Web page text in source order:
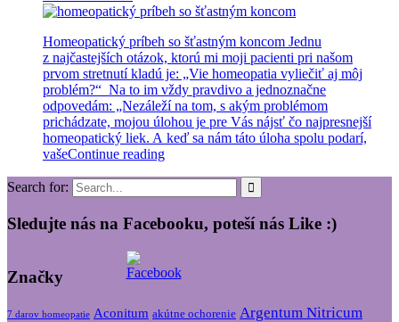
Homeopatický príbeh so šťastným koncom Jednu
z najčastejších otázok, ktorú mi moji pacienti pri našom
prvom stretnutí kladú je: „Vie homeopatia vyliečiť aj môj
problém?“ Na to im vždy pravdivo a jednoznačne
odpovedám: „Nezáleží na tom, s akým problémom
prichádzate, mojou úlohou je pre Vás nájsť čo najpresnejší
homeopatický liek. A keď sa nám táto úloha spolu podarí,
vašeContinue reading
Search for:
Sledujte nás na Facebooku, poteší nás Like :)
Značky
7 darov homeopatie Aconitum akútne ochorenie Argentum Nitricum